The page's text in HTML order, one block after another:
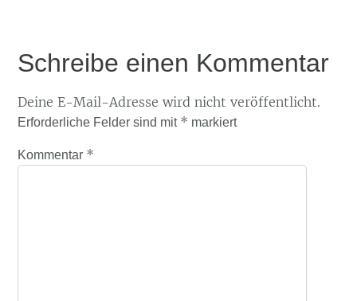
Schreibe einen Kommentar
Deine E-Mail-Adresse wird nicht veröffentlicht.
Erforderliche Felder sind mit * markiert
Kommentar *